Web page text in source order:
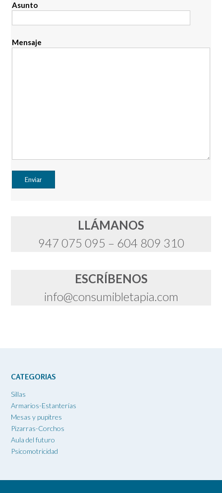
Asunto
Mensaje
LLÁMANOS
947 075 095 – 604 809 310
ESCRÍBENOS
info@consumibletapia.com
CATEGORIAS
Sillas
Armarios-Estanterías
Mesas y pupitres
Pizarras-Corchos
Aula del futuro
Psicomotricidad